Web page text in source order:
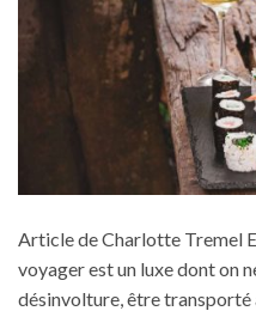
Article de Charlotte Tremel
voyager est un luxe dont on
désinvolture, être transporté